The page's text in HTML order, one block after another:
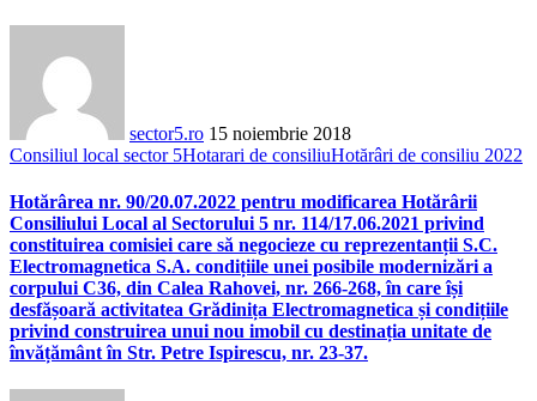
sector5.ro 15 noiembrie 2018
Consiliul local sector 5Hotarari de consiliuHotărâri de consiliu 2022
Hotărârea nr. 90/20.07.2022 pentru modificarea Hotărârii
Consiliului Local al Sectorului 5 nr. 114/17.06.2021 privind
constituirea comisiei care să negocieze cu reprezentanții S.C.
Electromagnetica S.A. condițiile unei posibile modernizări a
corpului C36, din Calea Rahovei, nr. 266-268, în care își
desfășoară activitatea Grădinița Electromagnetica și condițiile
privind construirea unui nou imobil cu destinația unitate de
învățământ în Str. Petre Ispirescu, nr. 23-37.